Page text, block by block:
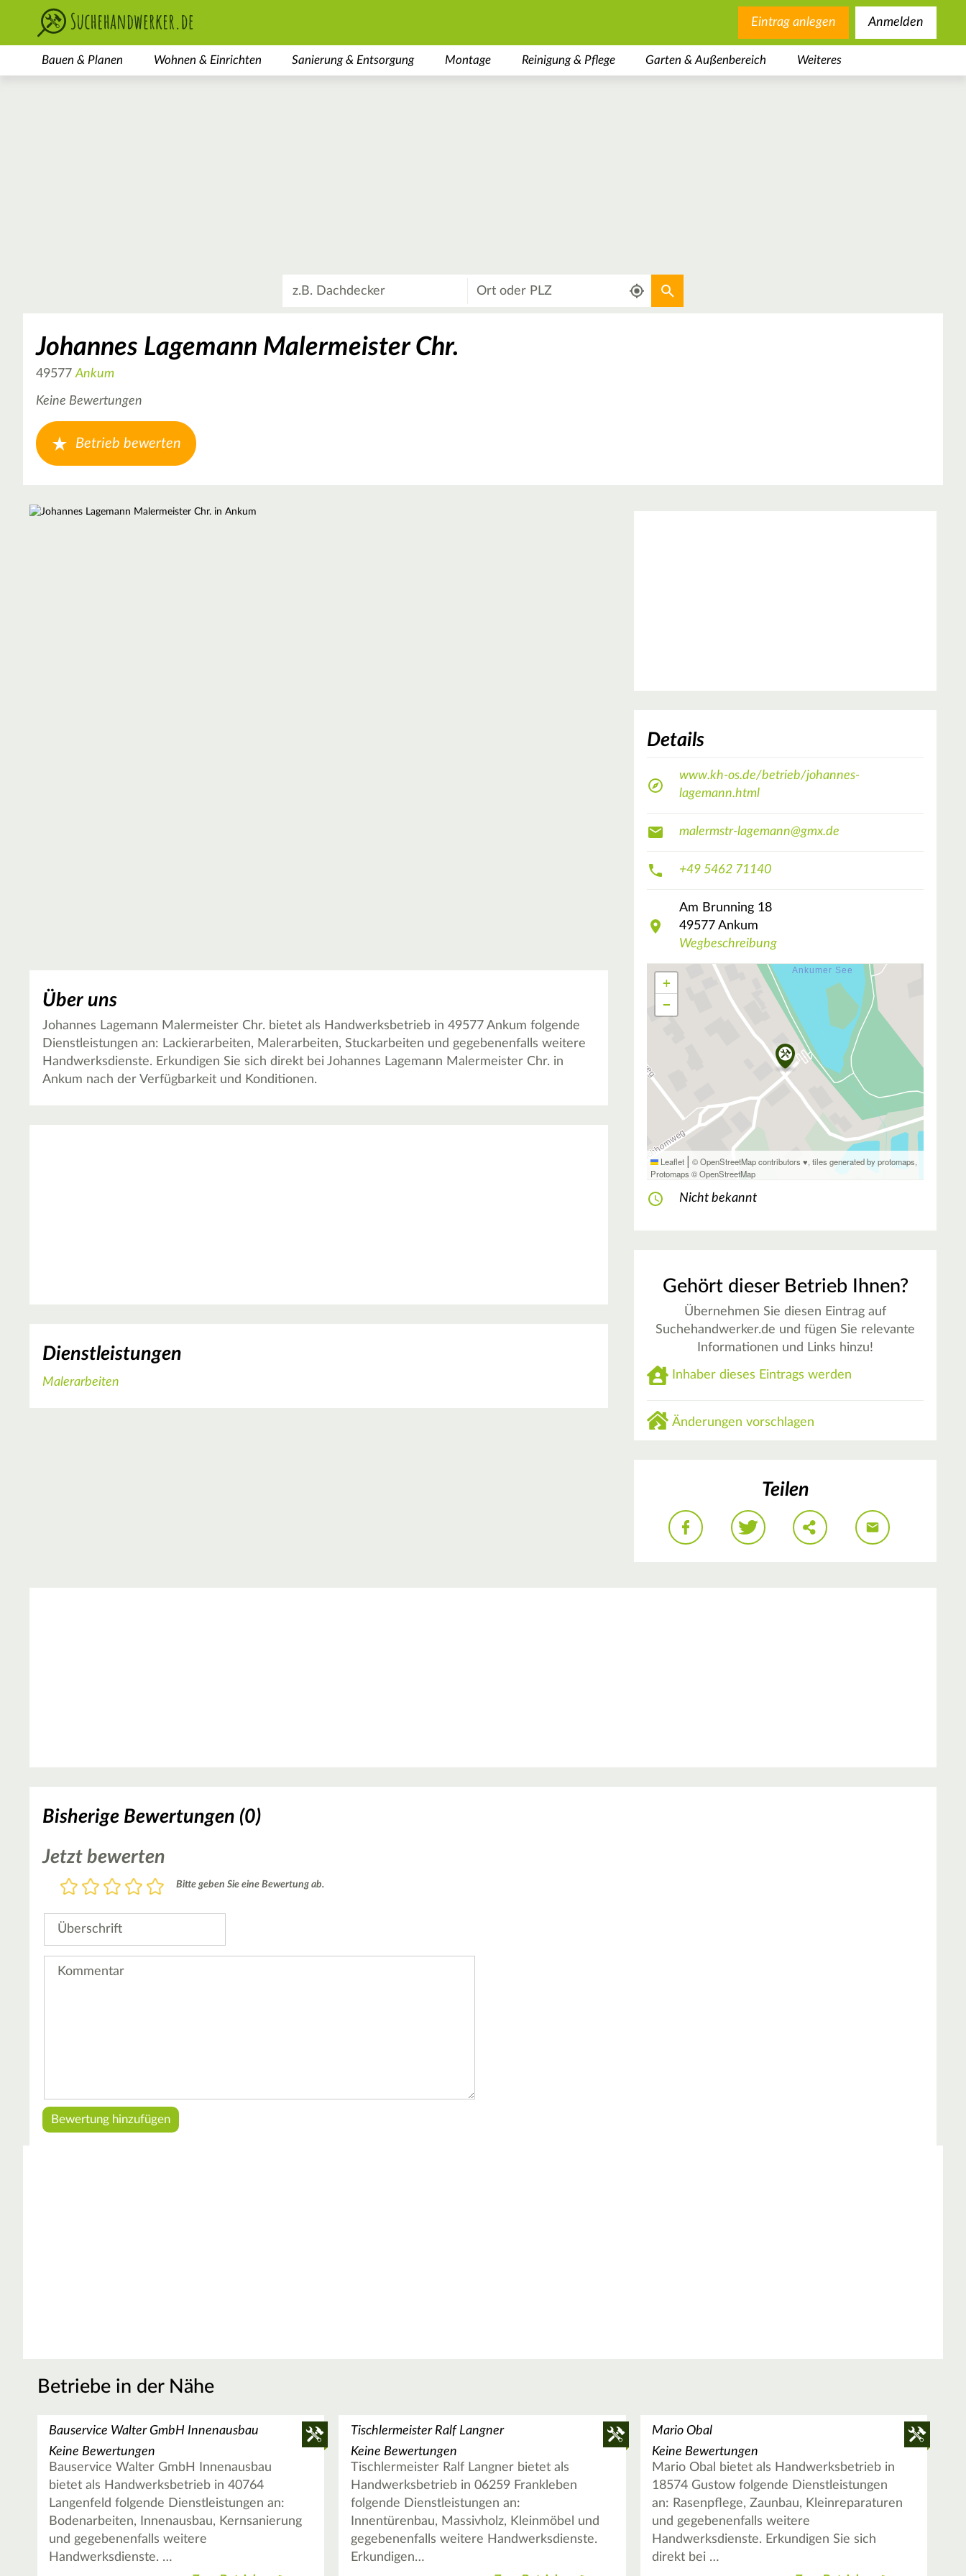
Eintrag anlegen Anmelden
Bauen & Planen Wohnen & Einrichten Sanierung & Entsorgung Montage Reinigung & Pflege Garten & Außenbereich Weiteres
Aktuellen Standort verwenden
Johannes Lagemann Malermeister Chr.
49577Ankum
Keine Bewertungen
Betrieb bewerten
Über uns
Johannes Lagemann Malermeister Chr. bietet als Handwerksbetrieb in 49577 Ankum folgende
Dienstleistungen an: Lackierarbeiten, Malerarbeiten, Stuckarbeiten und gegebenenfalls weitere
Handwerksdienste. Erkundigen Sie sich direkt bei Johannes Lagemann Malermeister Chr. in
Ankum nach der Verfügbarkeit und Konditionen.
Dienstleistungen
Malerarbeiten
Details
www.kh-os.de/betrieb/johannes-
lagemann.html
malermstr-lagemann@gmx.de
+49 5462 71140
Am Brunning 18
49577 Ankum
Wegbeschreibung
+
−
Leaflet | © OpenStreetMap contributors ♥,tiles generated by protomaps,
Protomaps ©OpenStreetMap
Nicht bekannt
Gehört dieser Betrieb Ihnen?
Übernehmen Sie diesen Eintrag auf
Suchehandwerker.de und fügen Sie relevante
Informationen und Links hinzu!
Inhaber dieses Eintrags werden
Änderungen vorschlagen
Teilen
Bisherige Bewertungen (0)
Jetzt bewerten
Bewertung
5
4
3
2
1
Bitte geben Sie eine Bewertung ab.
Überschrift
Betriebe in der Nähe
Bauservice Walter GmbH Innenausbau
Keine Bewertungen
Bauservice Walter GmbH Innenausbau
bietet als Handwerksbetrieb in 40764
Langenfeld folgende Dienstleistungen an:
Bodenarbeiten, Innenausbau, Kernsanierung
und gegebenenfalls weitere
Handwerksdienste. …
Tischlermeister Ralf Langner
Keine Bewertungen
Tischlermeister Ralf Langner bietet als
Handwerksbetrieb in 06259 Frankleben
folgende Dienstleistungen an:
Innentürenbau, Massivholz, Kleinmöbel und
gegebenenfalls weitere Handwerksdienste.
Erkundigen…
Mario Obal
Keine Bewertungen
Mario Obal bietet als Handwerksbetrieb in
18574 Gustow folgende Dienstleistungen
an: Rasenpflege, Zaunbau, Kleinreparaturen
und gegebenenfalls weitere
Handwerksdienste. Erkundigen Sie sich
direkt bei …